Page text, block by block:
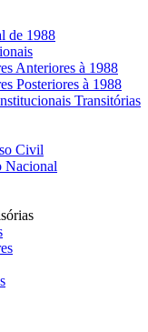
de 1988
Anteriores à 1988
Posteriores à 1988
Transitórias
Civil
Nacional